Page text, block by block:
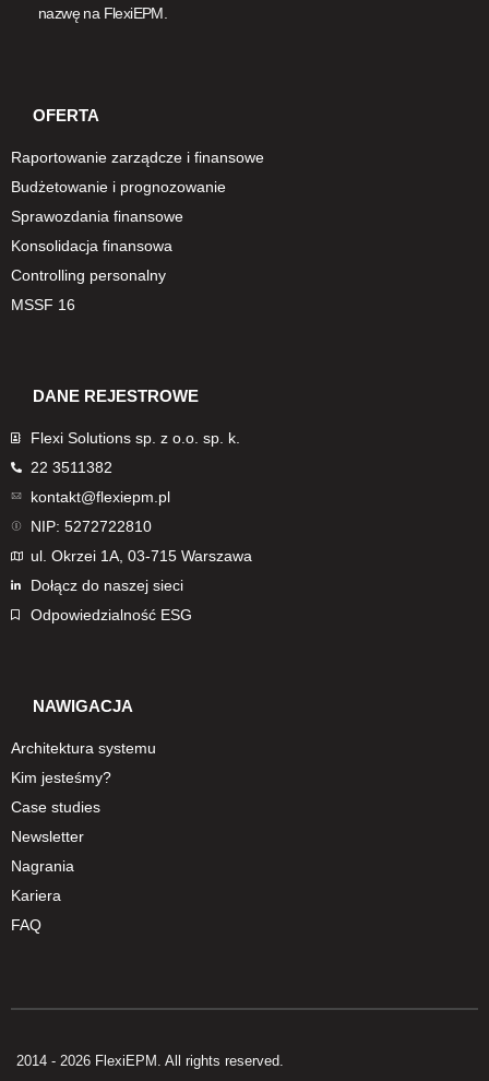
nazwę na FlexiEPM.
OFERTA
Raportowanie zarządcze i finansowe
Budżetowanie i prognozowanie
Sprawozdania finansowe
Konsolidacja finansowa
Controlling personalny
MSSF 16
DANE REJESTROWE
Flexi Solutions sp. z o.o. sp. k.
22 3511382
kontakt@flexiepm.pl
NIP: 5272722810
ul. Okrzei 1A, 03-715 Warszawa
Dołącz do naszej sieci
Odpowiedzialność ESG
NAWIGACJA
Architektura systemu
Kim jesteśmy?
Case studies
Newsletter
Nagrania
Kariera
FAQ
2014 - 2026 FlexiEPM. All rights reserved.